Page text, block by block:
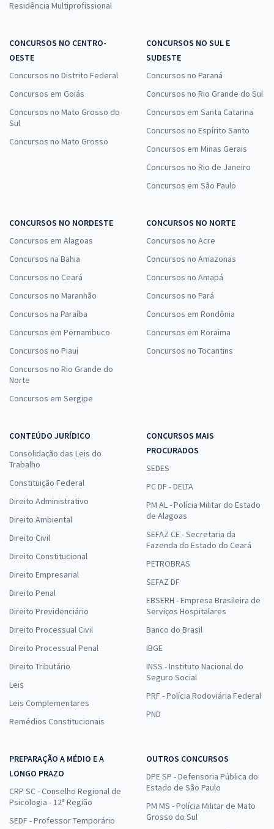
Residência Multiprofissional
CONCURSOS NO CENTRO-
OESTE
Concursos no Distrito Federal
Concursos em Goiás
Concursos no Mato Grosso do
Sul
Concursos no Mato Grosso
CONCURSOS NO SUL E
SUDESTE
Concursos no Paraná
Concursos no Rio Grande do Sul
Concursos em Santa Catarina
Concursos no Espírito Santo
Concursos em Minas Gerais
Concursos no Rio de Janeiro
Concursos em São Paulo
CONCURSOS NO NORDESTE
Concursos em Alagoas
Concursos na Bahia
Concursos no Ceará
Concursos no Maranhão
Concursos na Paraíba
Concursos em Pernambuco
Concursos no Piauí
Concursos no Rio Grande do
Norte
Concursos em Sergipe
CONCURSOS NO NORTE
Concursos no Acre
Concursos no Amazonas
Concursos no Amapá
Concursos no Pará
Concursos em Rondônia
Concursos em Roraima
Concursos no Tocantins
CONTEÚDO JURÍDICO
Consolidação das Leis do
Trabalho
Constituição Federal
Direito Administrativo
Direito Ambiental
Direito Civil
Direito Constitucional
Direito Empresarial
Direito Penal
Direito Previdenciário
Direito Processual Civil
Direito Processual Penal
Direito Tributário
Leis
Leis Complementares
Remédios Constitucionais
CONCURSOS MAIS
PROCURADOS
SEDES
PC DF - DELTA
PM AL - Polícia Militar do Estado
de Alagoas
SEFAZ CE - Secretaria da
Fazenda do Estado do Ceará
PETROBRAS
SEFAZ DF
EBSERH - Empresa Brasileira de
Serviços Hospitalares
Banco do Brasil
IBGE
INSS - Instituto Nacional do
Seguro Social
PRF - Polícia Rodoviária Federal
PND
PREPARAÇÃO A MÉDIO E A
LONGO PRAZO
CRP SC - Conselho Regional de
Psicologia - 12ª Região
SEDF - Professor Temporário
OUTROS CONCURSOS
DPE SP - Defensoria Pública do
Estado de São Paulo
PM MS - Polícia Militar de Mato
Grosso do Sul